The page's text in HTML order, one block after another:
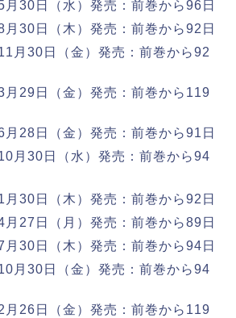
月30日（水）発売：前巻から96日
月30日（木）発売：前巻から92日
月30日（金）発売：前巻から92
月29日（金）発売：前巻から119
月28日（金）発売：前巻から91日
月30日（水）発売：前巻から94
月30日（木）発売：前巻から92日
月27日（月）発売：前巻から89日
月30日（木）発売：前巻から94日
月30日（金）発売：前巻から94
月26日（金）発売：前巻から119